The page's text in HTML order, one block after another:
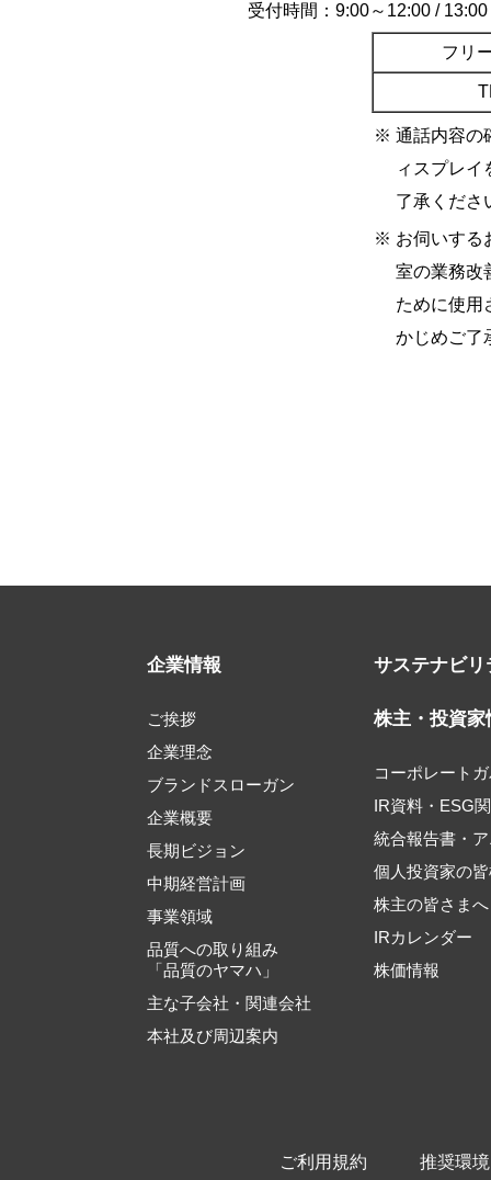
受付時間：9:00～12:00 /
フリ
※ 通話内容の
ィスプレイ
了承くださ
※ お伺いする
室の業務改
ために使用
かじめご了
企業情報
ご挨拶
企業理念
ブランドスローガン
企業概要
長期ビジョン
中期経営計画
事業領域
品質への取り組み
「品質のヤマハ」
主な子会社・関連会社
本社及び周辺案内
サステナビリ
株主・投資家
コーポレート
IR資料・ESG
統合報告書・
個人投資家の
株主の皆さまへ
IRカレンダー
株価情報
ご利用規約 推奨環境